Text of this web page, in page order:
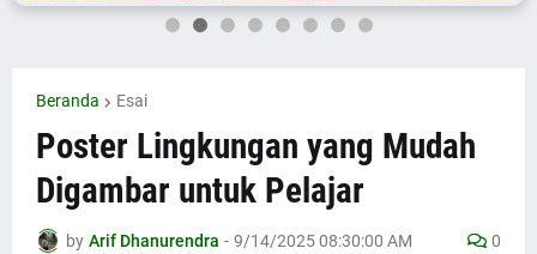
Beranda Esai
Poster Lingkungan yang Mudah
Digambar untuk Pelajar
by Arif Dhanurendra - 9/14/2025 08:30:00 AM 0